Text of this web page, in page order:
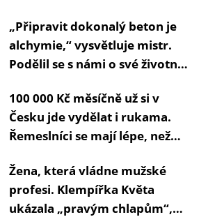
„Připravit dokonalý beton je
alchymie,“ vysvětluje mistr.
Podělil se s námi o své životní
100 000 Kč měsíčně už si v
Česku jde vydělat i rukama.
Řemeslníci se mají lépe, než
Žena, která vládne mužské
profesi. Klempířka Květa
ukázala „pravým chlapům“,